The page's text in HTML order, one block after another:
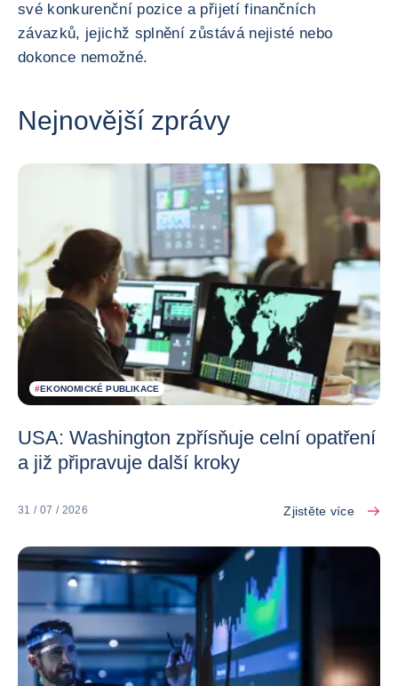
své konkurenční pozice a přijetí finančních
závazků, jejichž splnění zůstává nejisté nebo
dokonce nemožné.
Nejnovější zprávy
#EKONOMICKÉ PUBLIKACE
USA: Washington zpřísňuje celní opatření
a již připravuje další kroky
31 / 07 / 2026 Zjistěte více